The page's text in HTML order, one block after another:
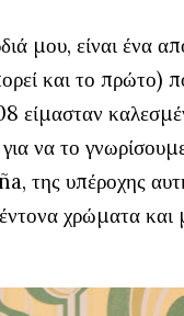
μου, είναι ένα
και το πρώτο)
να το
της υπέροχης
χρώματα